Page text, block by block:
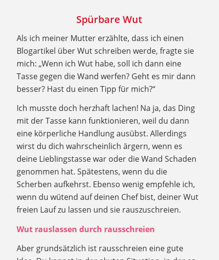
Spürbare Wut
Als ich meiner Mutter erzählte, dass ich einen
Blogartikel über Wut schreiben werde, fragte sie
mich: „Wenn ich Wut habe, soll ich dann eine
Tasse gegen die Wand werfen? Geht es mir dann
besser? Hast du einen Tipp für mich?“
Ich musste doch herzhaft lachen! Na ja, das Ding
mit der Tasse kann funktionieren, weil du dann
eine körperliche Handlung ausübst. Allerdings
wirst du dich wahrscheinlich ärgern, wenn es
deine Lieblingstasse war oder die Wand Schaden
genommen hat. Spätestens, wenn du die
Scherben aufkehrst. Ebenso wenig empfehle ich,
wenn du wütend auf deinen Chef bist, deiner Wut
freien Lauf zu lassen und sie rauszuschreien.
Wut rauslassen durch rausschreien
Aber grundsätzlich ist rausschreien eine gute